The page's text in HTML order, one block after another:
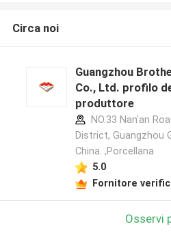
Circa noi
Guangzhou
Co., Ltd. profilo
produttore
NO.33 Nan'an
District, Guangzhou
China. ,Porcellana
5.0
Fornitore
Osservi